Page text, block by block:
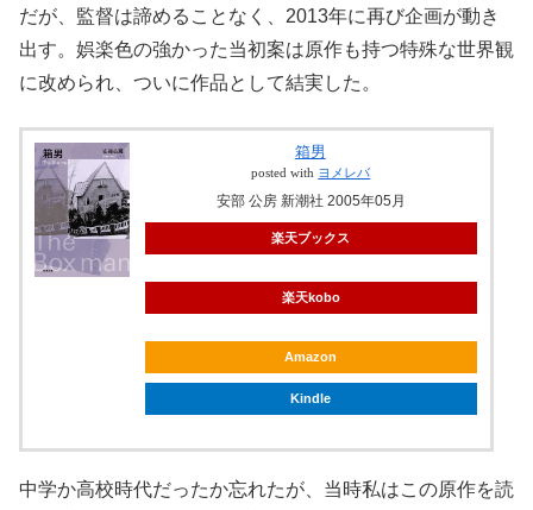
だが、監督は諦めることなく、2013年に再び企画が動き
出す。娯楽色の強かった当初案は原作も持つ特殊な世界観
に改められ、ついに作品として結実した。
箱男
posted with ヨメレバ
安部 公房 新潮社 2005年05月
楽天ブックス
楽天kobo
Amazon
Kindle
中学か高校時代だったか忘れたが、当時私はこの原作を読